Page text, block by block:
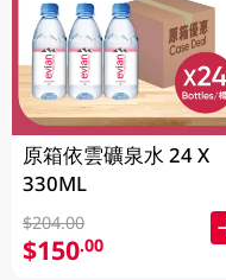
原箱依雲礦泉水 24 X
330ML
$204.00
$150.00